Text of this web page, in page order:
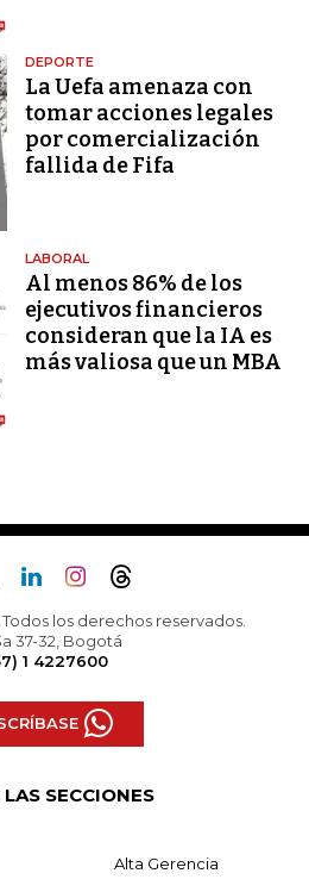
DEPORTE
La Uefa amenaza con
tomar acciones legales
por comercialización
fallida de Fifa
LABORAL
Al menos 86% de los
ejecutivos financieros
consideran que la IA es
más valiosa que un MBA
los derechos reservados.
37-32, Bogotá
1 4227600
SECCIONES
Alta Gerencia